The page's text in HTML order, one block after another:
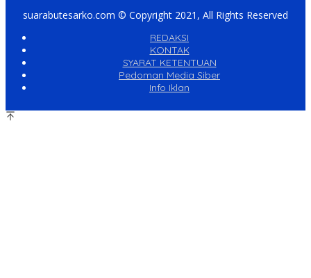
suarabutesarko.com © Copyright 2021, All Rights Reserved
REDAKSI
KONTAK
SYARAT KETENTUAN
Pedoman Media Siber
Info Iklan